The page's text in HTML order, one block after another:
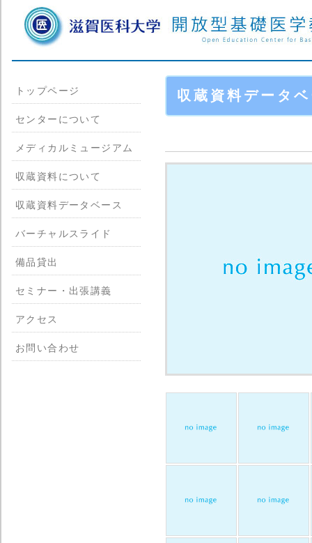
収蔵資料データ
トップページ
センターについて
メディカルミュージアム
収蔵資料について
収蔵資料データベース
バーチャルスライド
備品貸出
セミナー・出張講義
アクセス
お問い合わせ